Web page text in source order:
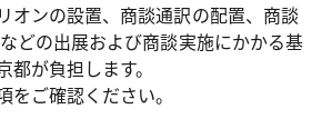
オンの設置、商談通訳の配置、商談
どの出展および商談実施にかかる基
が負担します。
ご確認ください。